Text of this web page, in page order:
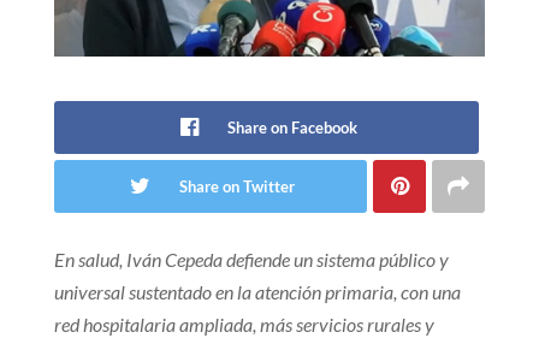
Share on Facebook
Share on Twitter
En salud, Iván Cepeda defiende un sistema público y
universal sustentado en la atención primaria, con una
red hospitalaria ampliada, más servicios rurales y